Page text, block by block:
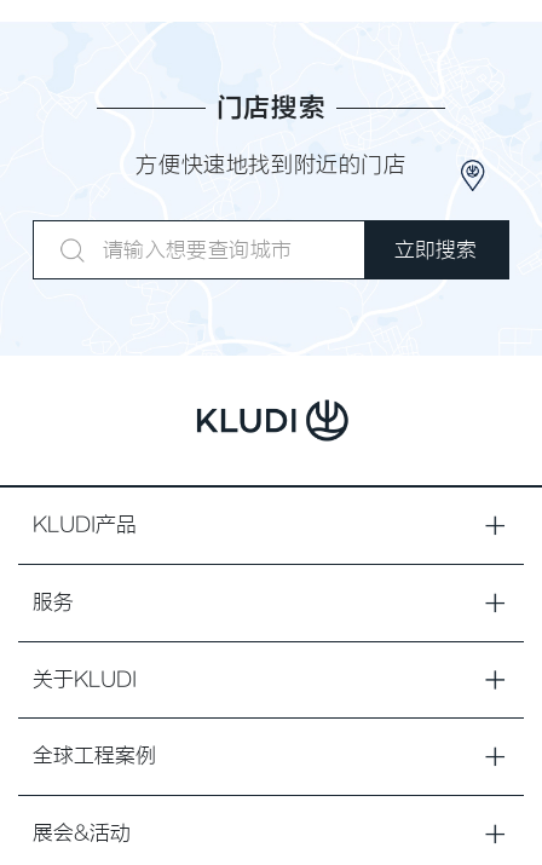
门店搜索
方便快速地找到附近的门店
KLUDI产品
服务
关于KLUDI
全球工程案例
展会&活动